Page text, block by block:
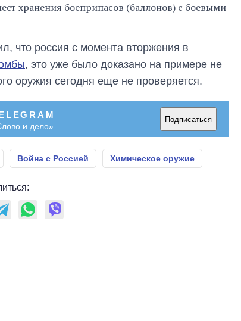
хранения боеприпасов (баллонов) с боевыми
что россия с момента вторжения в
, это уже было доказано на примере не
оружия сегодня еще не проверяется.
и дело»
Подписаться
Война с Россией Химическое оружие